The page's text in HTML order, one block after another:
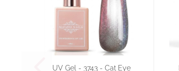
UV Gel - 3743 - Cat Eye